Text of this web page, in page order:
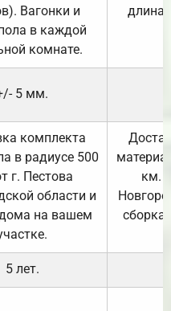
Вагонки и
в каждой
комнате.
длина
5 мм.
комплекта
в радиусе 500
г. Пестова
области и
на вашем
км.
5 лет.